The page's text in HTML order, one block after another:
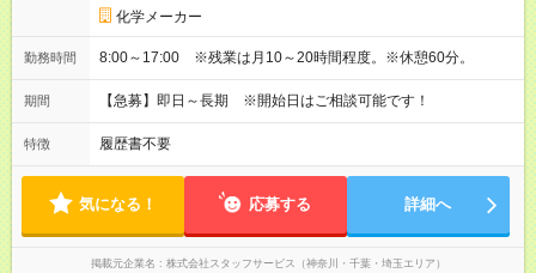
化学メーカー
勤務時間 8:00～17:00 ※残業は月10～20時間程度。※休憩60分。
期間 【急募】即日～長期 ※開始日はご相談可能です！
特徴 履歴書不要
気になる！ 応募する 詳細へ
掲載元企業名 株式会社スタッフサービス（神奈川・千葉・埼玉エリア）